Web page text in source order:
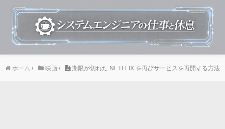
ホーム / 映画 / 期限が切れた NETFLIX を再びサービスを再開する方法